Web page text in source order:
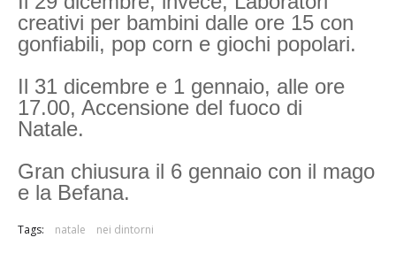
creativi per bambini dalle ore 15 con
gonfiabili, pop corn e giochi popolari.
Il 31 dicembre e 1 gennaio, alle ore
17.00, Accensione del fuoco di
Natale.
Gran chiusura il 6 gennaio con il mago
e la Befana.
Tags: natale nei dintorni